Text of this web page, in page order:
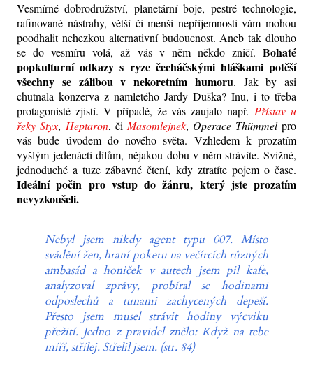
Vesmírné dobrodružství, planetární boje, pestré technologie,
rafinované nástrahy, větší či menší nepříjemnosti vám mohou
poodhalit nehezkou alternativní budoucnost. Aneb tak dlouho
se do vesmíru volá, až vás v něm někdo zničí. Bohaté
popkulturní odkazy s ryze čecháčskými hláškami potěší
všechny se zálibou v nekoretním humoru. Jak by asi
chutnala konzerva z namletého Jardy Duška? Inu, i to třeba
protagonisté zjistí. V případě, že vás zaujalo např. Přístav u
řeky Styx, Heptaron, či Masomlejnek, Operace Thümmelpro
vás bude úvodem do nového světa. Vzhledem k prozatím
vyšlým jedenácti dílům, nějakou dobu v něm strávíte. Svižné,
jednoduché a tuze zábavné čtení, kdy ztratíte pojem o čase.
Ideální počin pro vstup do žánru, který jste prozatím
nevyzkoušeli.
Nebyl jsem nikdy agent typu 007. Místo
svádění žen, hraní pokeru na večírcích různých
ambasád a honiček v autech jsem pil kafe,
analyzoval zprávy, probíral se hodinami
odposlechů a tunami zachycených depeší.
Přesto jsem musel strávit hodiny výcviku
přežití. Jedno z pravidel znělo: Když na tebe
míří, střílej. Střelil jsem. (str. 84)